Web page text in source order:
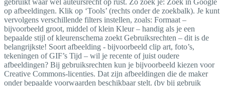
op afbeeldingen. Klik op ‘Tools’ (rechts onder de zoekbalk). Je kunt
vervolgens verschillende filters instellen, zoals: Formaat –
bijvoorbeeld groot, middel of klein Kleur – handig als je een
bepaalde stijl of kleurenschema zoekt Gebruiksrechten – dit is de
belangrijkste! Soort afbeelding - bijvoorbeeld clip art, foto’s,
tekeningen of GIF’s Tijd – wil je recente of juist oudere
afbeeldingen? Bij gebruiksrechten kun je bijvoorbeeld kiezen voor
Creative Commons-licenties. Dat zijn afbeeldingen die de maker
onder bepaalde voorwaarden beschikbaar stelt. (bv bij gebruik